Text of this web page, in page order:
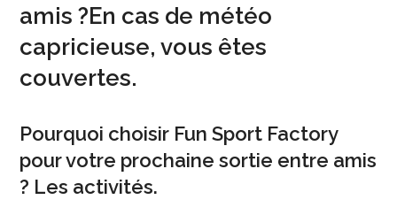
amis ?En cas de météo
capricieuse, vous êtes
couvertes.
Pourquoi choisir Fun Sport Factory
pour votre prochaine sortie entre amis
? Les activités.